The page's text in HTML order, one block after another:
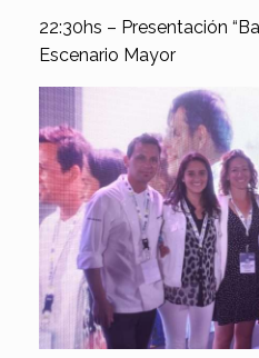
22:30hs – Presentación
Escenario Mayor